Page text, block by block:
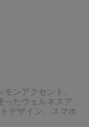
ンアクセント、
ったウェルネスア
デザイン、スマホ